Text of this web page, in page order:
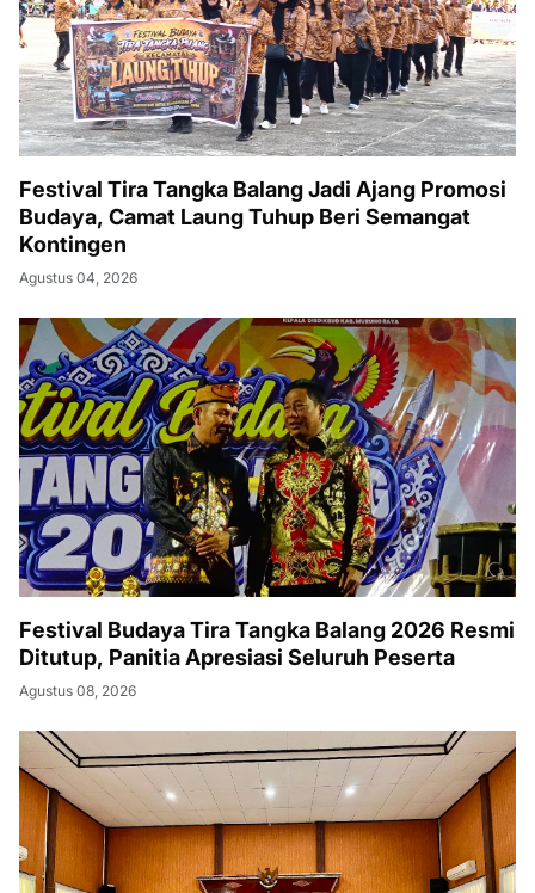
Festival Tira Tangka Balang Jadi Ajang Promosi
Budaya, Camat Laung Tuhup Beri Semangat
Kontingen
Agustus 04, 2026
Festival Budaya Tira Tangka Balang 2026 Resmi
Ditutup, Panitia Apresiasi Seluruh Peserta
Agustus 08, 2026